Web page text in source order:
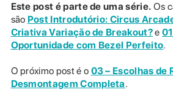
Este post é parte de uma série. Os
são Post Introdutório: Circus
Criativa Variação de Breakout?e
Oportunidade com Bezel Perfeito.
O próximo post é o 03 – Escolhas de
Desmontagem Completa.